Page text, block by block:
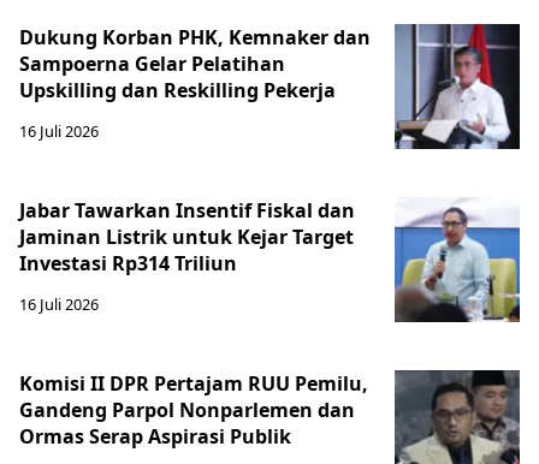
Dukung Korban PHK, Kemnaker dan
Sampoerna Gelar Pelatihan
Upskilling dan Reskilling Pekerja
16 Juli 2026
Jabar Tawarkan Insentif Fiskal dan
Jaminan Listrik untuk Kejar Target
Investasi Rp314 Triliun
16 Juli 2026
Komisi II DPR Pertajam RUU Pemilu,
Gandeng Parpol Nonparlemen dan
Ormas Serap Aspirasi Publik